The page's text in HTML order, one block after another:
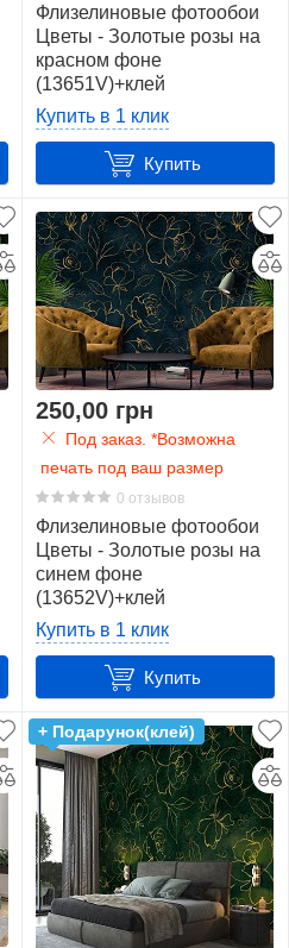
Флизелиновые фотообои
Цветы - Золотые розы на
красном фоне
(13651V)+клей
Купить в 1 клик
Купить
250,00 грн
Под заказ. *Возможна
печать под ваш размер
0 отзывов
Флизелиновые фотообои
Цветы - Золотые розы на
синем фоне
(13652V)+клей
Купить в 1 клик
Купить
+ Подарунок(клей)